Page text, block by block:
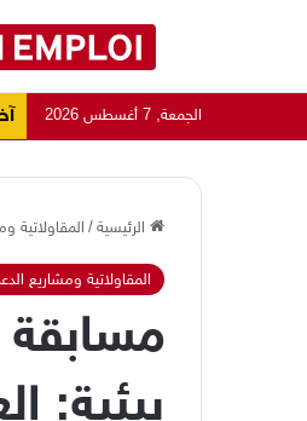
الجمعة, 7 أغسطس 2026
الرئيسية/ المقاولاتية
المقاولاتية ومشاريع
بيئية: